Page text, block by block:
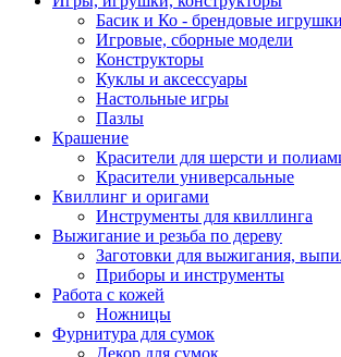
Басик и Ко - брендовые
Игровые, сборные модели
Конструкторы
Куклы и аксессуары
Настольные игры
Пазлы
Крашение
Красители для шерсти и
Красители универсальные
Квиллинг и оригами
Инструменты для квиллинга
Выжигание и резьба по дереву
Заготовки для выжигания,
Приборы и инструменты
Работа с кожей
Ножницы
Фурнитура для сумок
Декор для сумок